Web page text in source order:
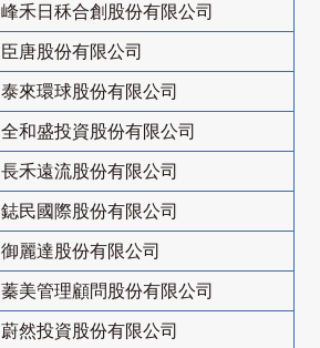
峰禾日秝合創股份有限公司
臣唐股份有限公司
泰來環球股份有限公司
全和盛投資股份有限公司
長禾遠流股份有限公司
鋕民國際股份有限公司
御麗達股份有限公司
蓁美管理顧問股份有限公司
蔚然投資股份有限公司